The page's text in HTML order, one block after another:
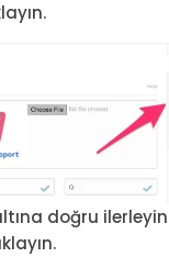
doğru ilerleyin